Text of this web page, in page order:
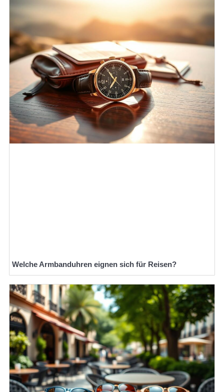
Welche Armbanduhren eignen sich für Reisen?